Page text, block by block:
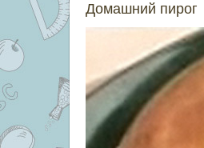
Домашний пирог